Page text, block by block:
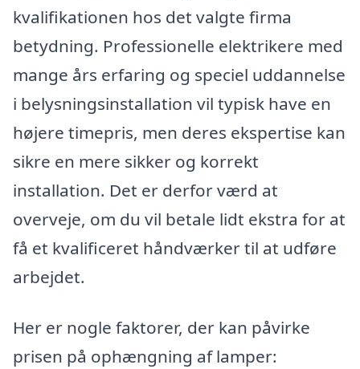
kvalifikationen hos det valgte firma
betydning. Professionelle elektrikere med
mange års erfaring og speciel uddannelse
i belysningsinstallation vil typisk have en
højere timepris, men deres ekspertise kan
sikre en mere sikker og korrekt
installation. Det er derfor værd at
overveje, om du vil betale lidt ekstra for at
få et kvalificeret håndværker til at udføre
arbejdet.
Her er nogle faktorer, der kan påvirke
prisen på ophængning af lamper: